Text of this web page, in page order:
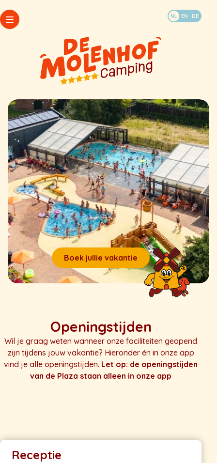
WhatsApp
Arrangementen
Openingstijden
Mijn Molenhof
FAQ
Plattegrond
NL EN DE
Kamperen
Accommodaties
Last minutes
Doen en beleven
Contact & info
Boek jullie vakantie
Accommodaties
Last minutes
Doen en beleven
Contact & info
WhatsApp
Arrangementen
Openingstijden
Mijn Molenhof
FAQ
Plattegrond
Boek jullie vakantie
Openingstijden
Wil je graag weten wanneer onze faciliteiten geopend
zijn tijdens jouw vakantie? Hieronder én in onze app
vind je alle openingstijden. Let op: de openingstijden
van de Plaza staan alleen in onze app
Receptie